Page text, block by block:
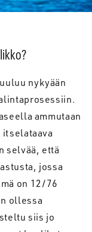
nykyään
ammutaan
itselataava
selvää, että
jossa
on 12/76
ollessa
siis jo